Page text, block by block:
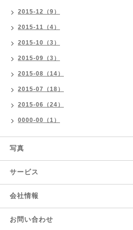
2015-12（9）
2015-11（4）
2015-10（3）
2015-09（3）
2015-08（14）
2015-07（18）
2015-06（24）
0000-00（1）
写真
サービス
会社情報
お問い合わせ